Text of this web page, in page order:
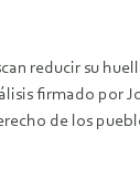
reducir su
firmado por
de los